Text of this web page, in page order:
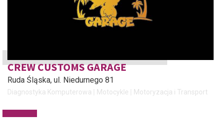
CREW CUSTOMS GARAGE
Ruda Śląska, ul. Niedurnego 81
Diagnostyka Komputerowa Motocykle Motoryzacja i Transport